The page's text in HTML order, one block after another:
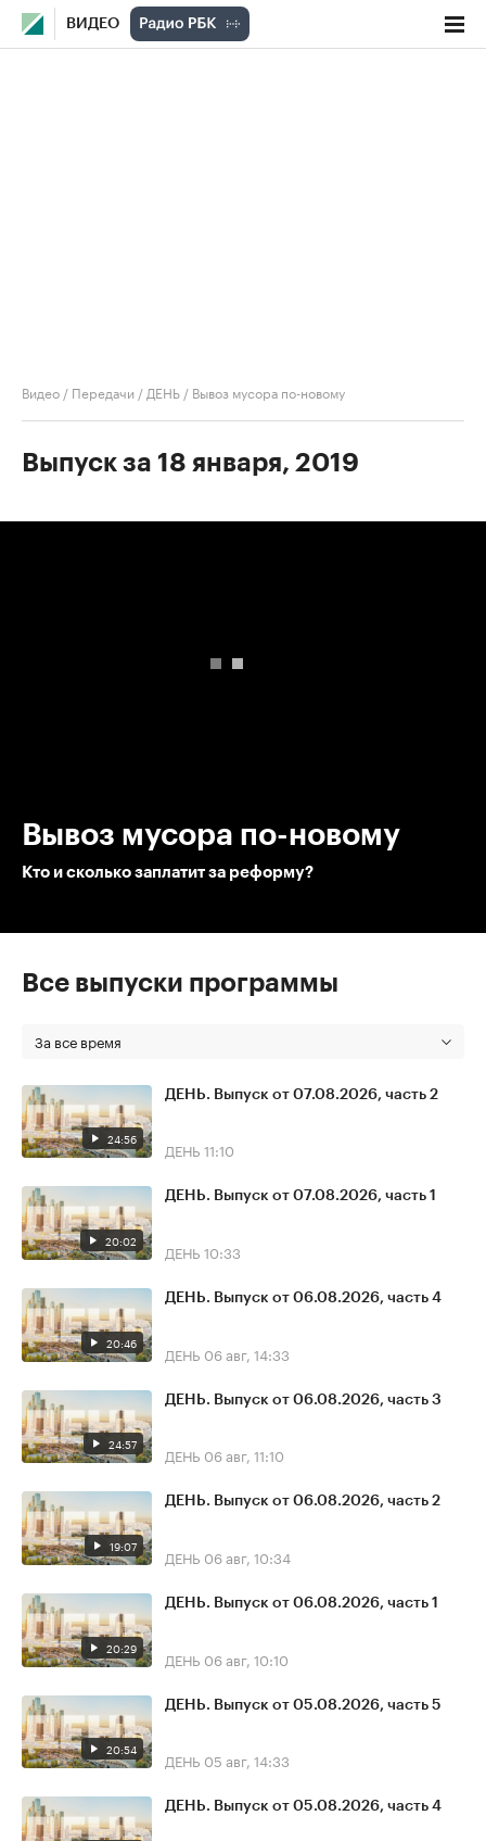
ВИДЕО
Видео / Передачи / ДЕНЬ / Вывоз мусора по-новому
Выпуск за 18 января, 2019
Вывоз мусора по-новому
Кто и сколько заплатит за реформу?
Все выпуски программы
За все время
24:56
ДЕНЬ. Выпуск от 07.08.2026, часть 2
ДЕНЬ 11:10
20:02
ДЕНЬ. Выпуск от 07.08.2026, часть 1
ДЕНЬ 10:33
20:46
ДЕНЬ. Выпуск от 06.08.2026, часть 4
ДЕНЬ 06 авг, 14:33
24:57
ДЕНЬ. Выпуск от 06.08.2026, часть 3
ДЕНЬ 06 авг, 11:10
19:07
ДЕНЬ. Выпуск от 06.08.2026, часть 2
ДЕНЬ 06 авг, 10:34
20:29
ДЕНЬ. Выпуск от 06.08.2026, часть 1
ДЕНЬ 06 авг, 10:10
20:54
ДЕНЬ. Выпуск от 05.08.2026, часть 5
ДЕНЬ 05 авг, 14:33
ДЕНЬ. Выпуск от 05.08.2026, часть 4